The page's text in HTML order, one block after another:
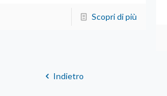
Scopri di più
Indietro